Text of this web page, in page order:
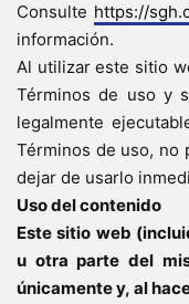
Consulte https://
información.
Al utilizar este sitio
Términos de uso y
legalmente
Términos de uso, no
dejar de usarlo
Uso del contenido
Este sitio web
u otra parte del
únicamente y, al